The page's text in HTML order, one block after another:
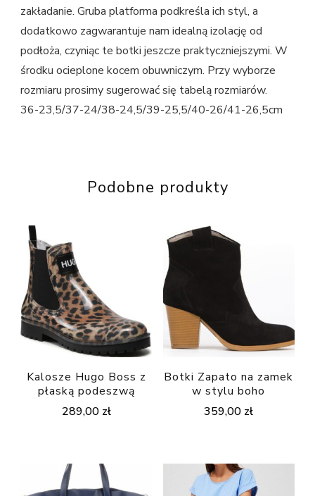
zakładanie. Gruba platforma podkreśla ich styl, a
dodatkowo zagwarantuje nam idealną izolację od
podłoża, czyniąc te botki jeszcze praktyczniejszymi. W
środku ocieplone kocem obuwniczym. Przy wyborze
rozmiaru prosimy sugerować się tabelą rozmiarów.
36-23,5/37-24/38-24,5/39-25,5/40-26/41-26,5cm
Podobne produkty
Kalosze Hugo Boss z
płaską podeszwą
289,00 zł
Botki Zapato na zamek
w stylu boho
359,00 zł